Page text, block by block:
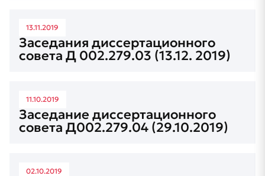
13.11.2019
Заседания диссертационного
совета Д 002.279.03 (13.12. 2019)
11.10.2019
Заседание диссертационного
совета Д002.279.04 (29.10.2019)
02.10.2019